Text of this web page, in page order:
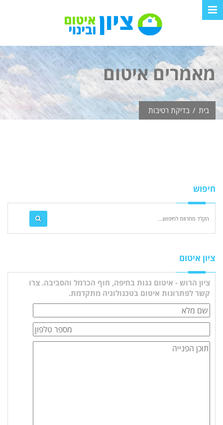
מאמריםאיטום
בית / בדיקת רטיבות
חיפוש
ציון איטום
ציון הרוש - איטום גגות בחיפה, חוף הכרמל והסביבה. צרו
קשר לפתרונות איטום בטכנולוגיה מתקדמת.